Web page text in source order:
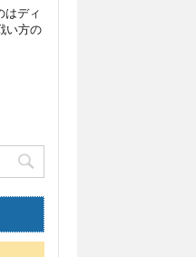
はディ
い方の